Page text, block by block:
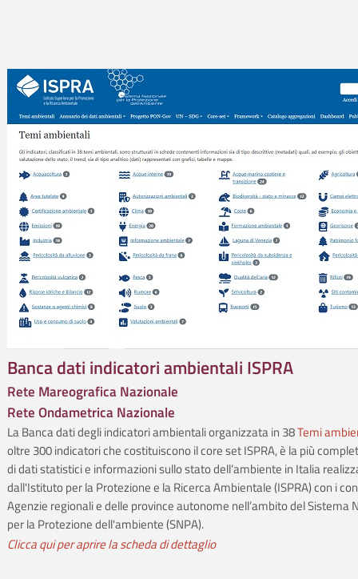
Banca dati indicatori ambientali ISPRA
Rete Mareografica Nazionale
Rete Ondametrica Nazionale
La Banca dati degli indicatori ambientali organizzata in 38Temi
oltre 300 indicatori che costituiscono il core set ISPRA, è la più
di dati statistici e informazioni sullo stato dell’ambiente in Italia
dall'Istituto per la Protezione e la Ricerca Ambientale (ISPRA) con i
Agenzie regionali e delle province autonome nell’ambito del Sistema
per la Protezione dell'ambiente (SNPA).
Clicca qui per aprire la scheda di dettaglio